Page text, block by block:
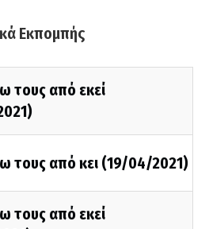
Εκπομπής
τους από εκεί
τους από κει (19/04/2021)
τους από εκεί